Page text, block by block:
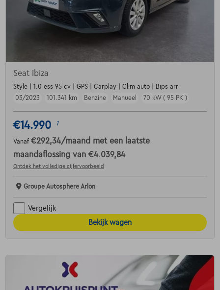
Seat Ibiza
Style | 1.0 ess 95 cv | GPS | Carplay | Clim auto | Bips arr
03/2023
101.341 km Benzine Manueel 70 kW ( 95 PK )
€14.990 1
Vanaf €292,34/maand met een laatste
maandaflossing van €4.039,84
Ontdek het volledige cijfervoorbeeld
Groupe Autosphere Arlon
Vergelijk
Bekijk wagen